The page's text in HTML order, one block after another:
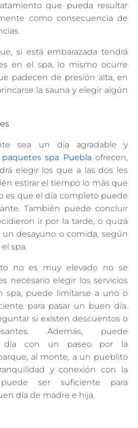
que pueda resultar
como consecuencia de
si está embarazada tendrá
en el spa, lo mismo ocurre
padecen de presión alta, en
la sauna y elegir algún
sea un día agradable y
paquetes spa Puebla ofrecen,
elegir los que a las dos les
estirar el tiempo lo más que
es que el día completo puede
También puede concluir
ir por la tarde, o quizá
desayuno o comida, según
spa.
no es muy elevado no se
necesario elegir los servicios
spa, puede limitarse a uno o
para pasar un buen día.
si existen descuentos o
Además, puede
día con un paseo por la
al monte, a un pueblito
y conexión con la
ser suficiente para
día de madre e hija.